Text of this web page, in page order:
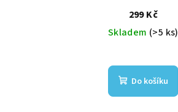
299 Kč
Skladem (>5 ks)
Do košíku